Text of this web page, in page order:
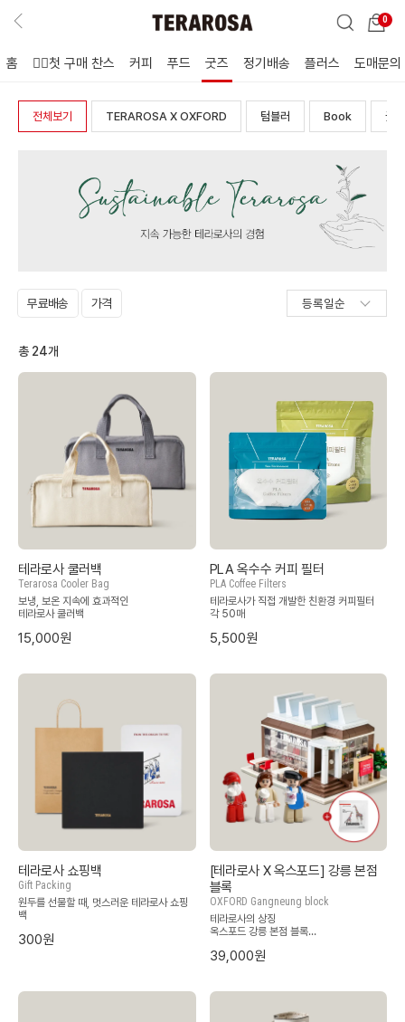
0
홈 🖐🏻첫 구매 찬스 커피 푸드 굿즈 정기배송 플러스 도매문의
전체보기 TERAROSA X OXFORD 텀블러 Book 굿즈
무료배송 가격
총 24개
테라로사 쿨러백
Terarosa Cooler Bag
보냉, 보온 지속에 효과적인
테라로사 쿨러백
15,000원
PLA 옥수수 커피 필터
PLA Coffee Filters
테라로사가 직접 개발한 친환경 커피필터
각 50매
5,500원
테라로사 쇼핑백
Gift Packing
원두를 선물할 때, 멋스러운 테라로사 쇼핑
백
300원
[테라로사 X 옥스포드] 강릉 본점
블록
OXFORD Gangneung block
테라로사의 상징
옥스포드 강릉 본점 블록
넘버링이 되어 있지 않습니다.
39,000원